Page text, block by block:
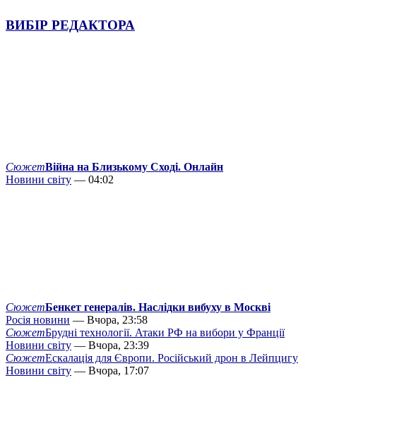
ВИБІР РЕДАКТОРА
СюжетВійна на Близькому Сході. Онлайн
Новини світу — 04:02
СюжетБенкет генералів. Наслідки вибуху в Москві
Росія новини — Вчора, 23:58
СюжетБрудні технології. Атаки РФ на вибори у Франції
Новини світу — Вчора, 23:39
СюжетЕскалація для Європи. Російський дрон в Лейпцигу
Новини світу — Вчора, 17:07